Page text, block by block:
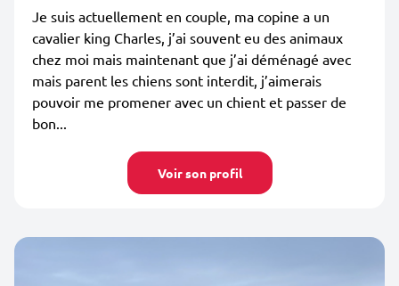
Je suis actuellement en couple, ma copine a un
cavalier king Charles, j’ai souvent eu des animaux
chez moi mais maintenant que j’ai déménagé avec
mais parent les chiens sont interdit, j’aimerais
pouvoir me promener avec un chient et passer de
bon...
Voir son profil